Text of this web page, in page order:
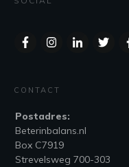
CONTACT
Postadres:
Beterinbalans.nl
Box C7919
Strevelsweg 700-303